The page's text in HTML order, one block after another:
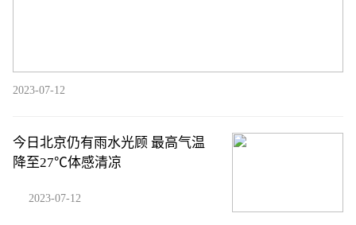
2023-07-12
今日北京仍有雨水光顾 最高气温
降至27℃体感清凉
2023-07-12